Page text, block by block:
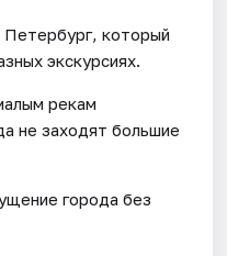
Петербург, который
экскурсиях.
рекам
не заходят большие
города без